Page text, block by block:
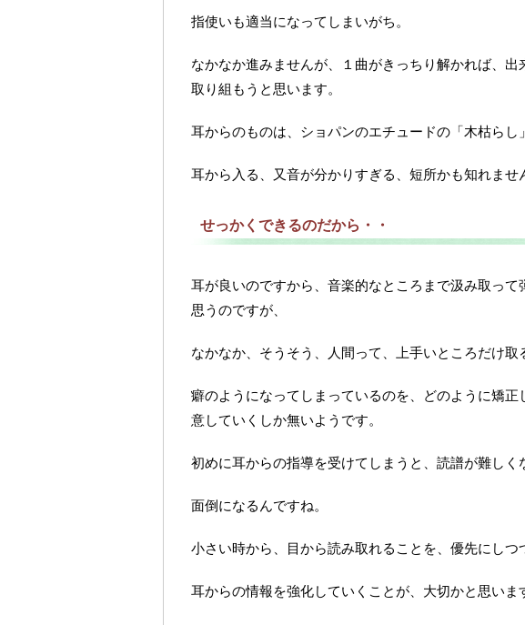
指使いも適当になってしまいがち。
なかなか進みませんが、１曲がきっちり解かれば、出
取り組もうと思います。
耳からのものは、ショパンのエチュードの「木枯らし
耳から入る、又音が分かりすぎる、短所かも知れませ
せっかくできるのだから・・
耳が良いのですから、音楽的なところまで汲み取って
思うのですが、
なかなか、そうそう、人間って、上手いところだけ取
癖のようになってしまっているのを、どのように矯
意していくしか無いようです。
初めに耳からの指導を受けてしまうと、読譜が難しく
面倒になるんですね。
小さい時から、目から読み取れることを、優先にしつ
耳からの情報を強化していくことが、大切かと思いま